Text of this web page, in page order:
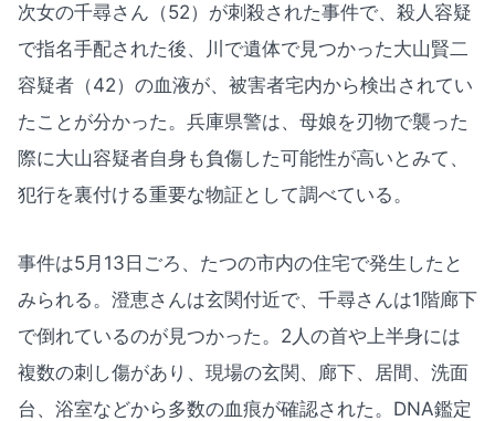
次女の千尋さん（52）が刺殺された事件で、殺人容疑
で指名手配された後、川で遺体で見つかった大山賢二
容疑者（42）の血液が、被害者宅内から検出されてい
たことが分かった。兵庫県警は、母娘を刃物で襲った
際に大山容疑者自身も負傷した可能性が高いとみて、
犯行を裏付ける重要な物証として調べている。
事件は5月13日ごろ、たつの市内の住宅で発生したと
みられる。澄恵さんは玄関付近で、千尋さんは1階廊下
で倒れているのが見つかった。2人の首や上半身には
複数の刺し傷があり、現場の玄関、廊下、居間、洗面
台、浴室などから多数の血痕が確認された。DNA鑑定